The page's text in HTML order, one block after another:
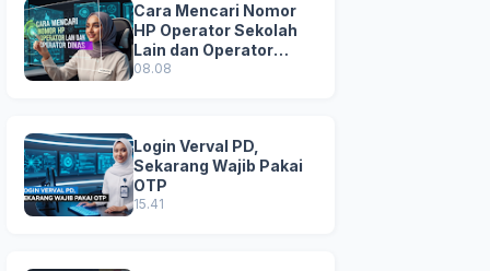
Cara Mencari Nomor
HP Operator Sekolah
Lain dan Operator
Dinas di SDM Data
08.08
Login Verval PD,
Sekarang Wajib Pakai
OTP
15.41